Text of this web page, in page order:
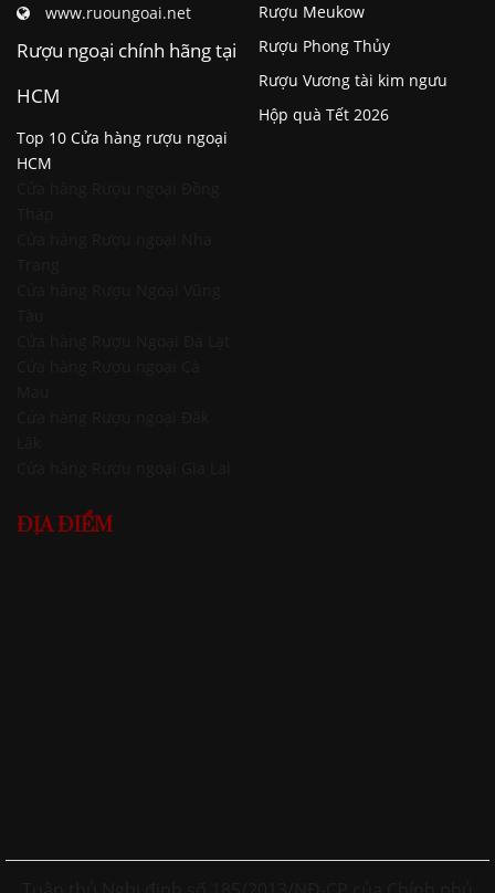
www.ruoungoai.net
Rượu ngoại chính hãng tại
HCM
Top 10 Cửa hàng rượu ngoại
HCM
Rượu Meukow
Rượu Phong Thủy
Rượu Vương tài kim ngưu
Hộp quà Tết 2026
ĐỊA ĐIỂM